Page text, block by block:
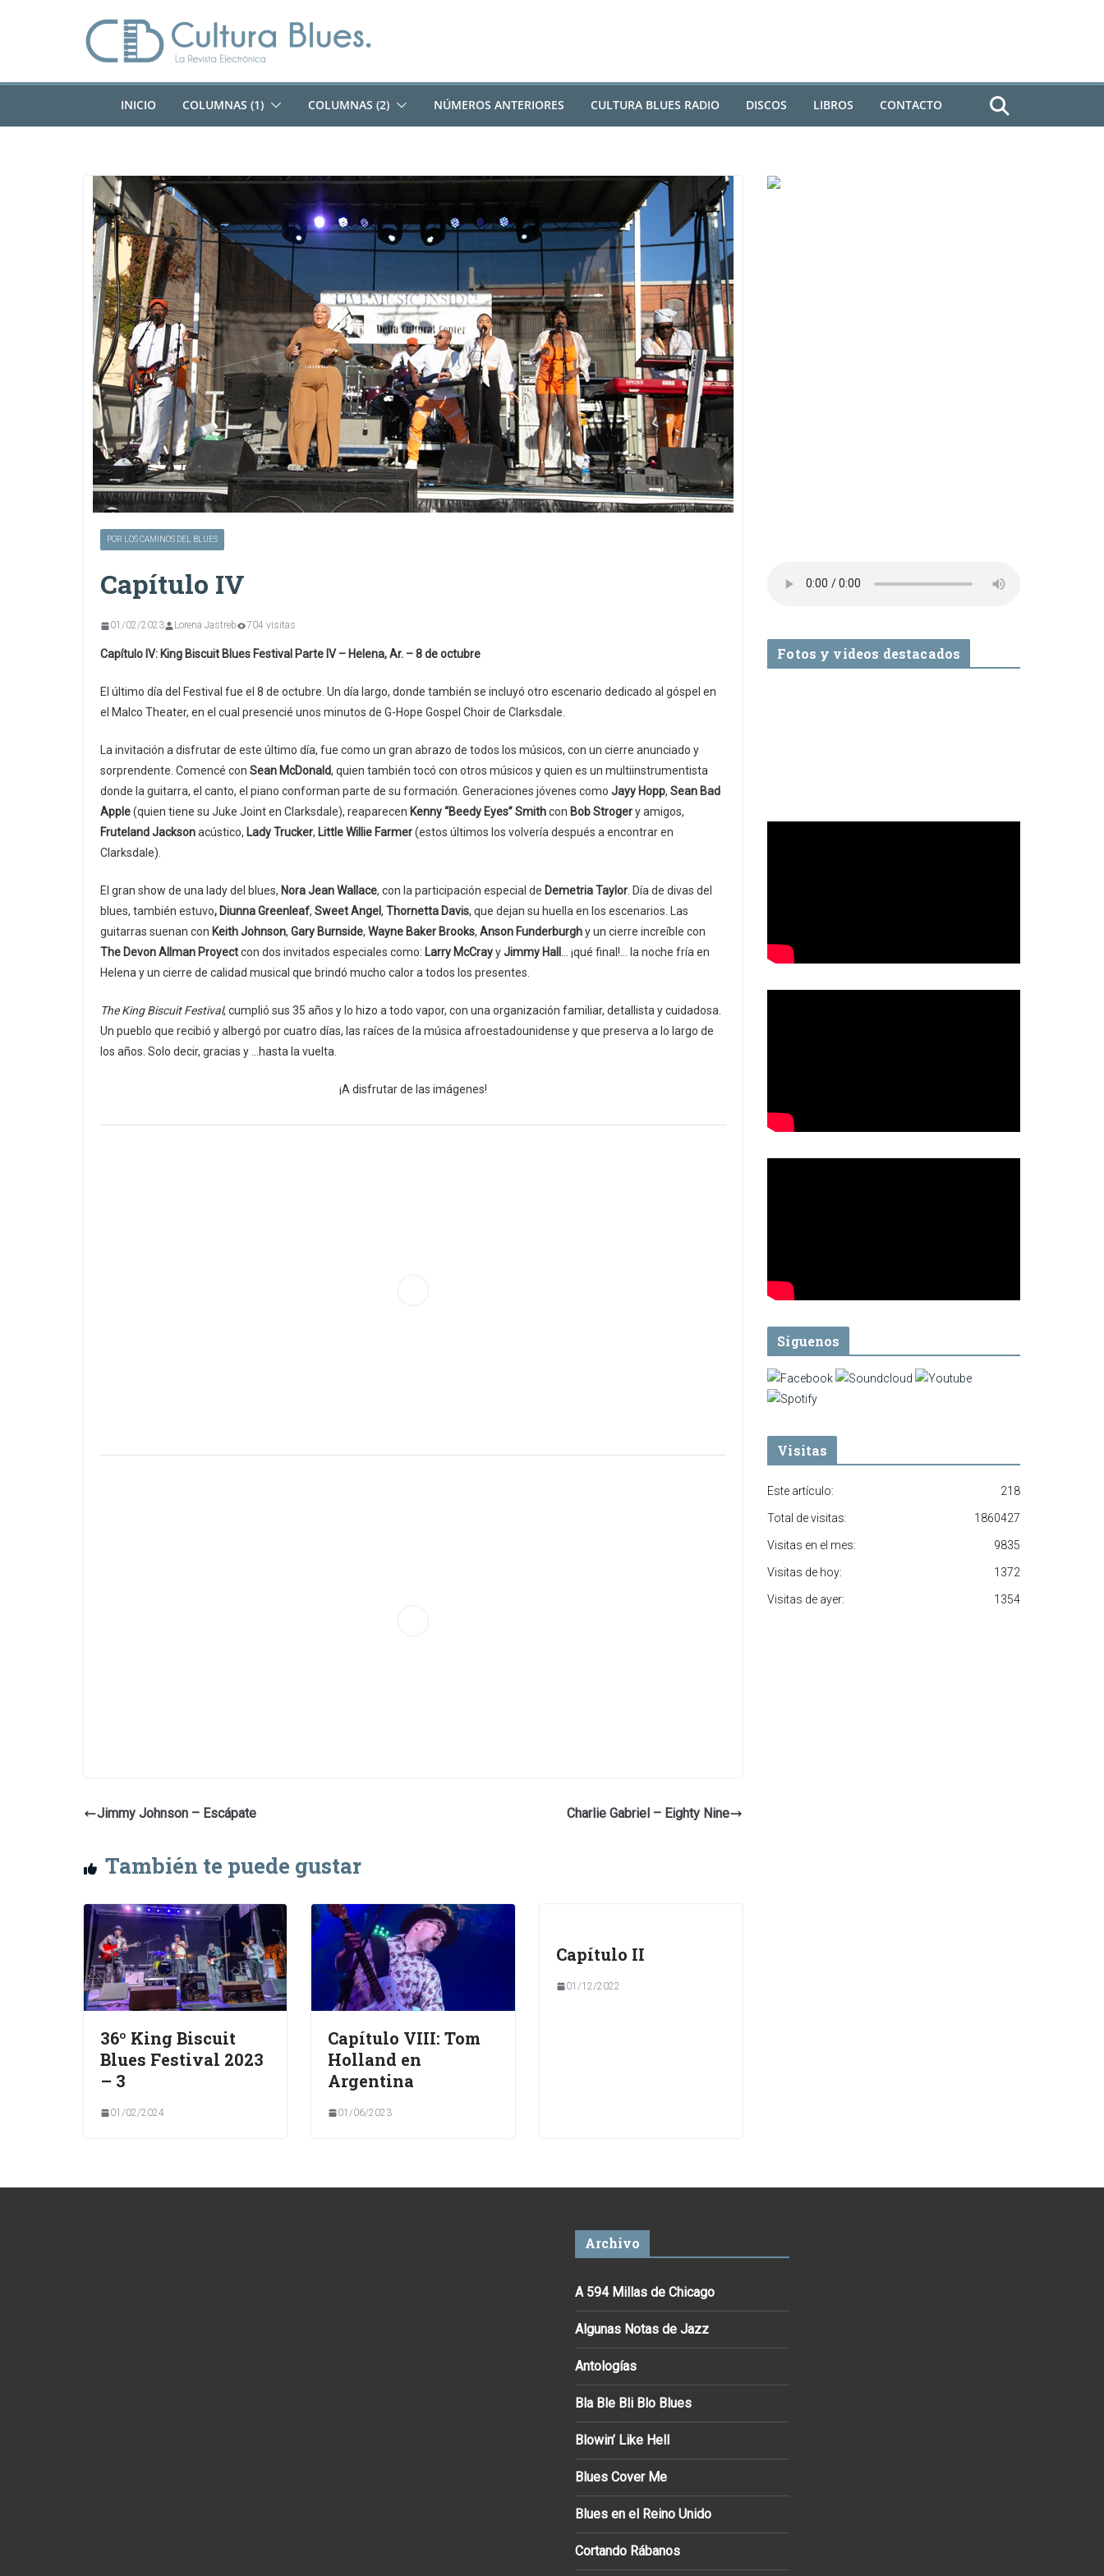
INICIO COLUMNAS (1) COLUMNAS (2) NÚMEROS ANTERIORES CULTURA BLUES RADIO DISCOS LIBROS CONTACTO
POR LOS CAMINOS DEL BLUES
Capítulo IV
01/02/2023 Lorena Jastreb 704 visitas
Capítulo IV: King Biscuit Blues Festival Parte IV – Helena, Ar. – 8 de octubre
El último día del Festival fue el 8 de octubre. Un día largo, donde también se incluyó otro escenario dedicado al góspel en
el Malco Theater, en el cual presencié unos minutos de G-Hope Gospel Choir de Clarksdale.
La invitación a disfrutar de este último día, fue como un gran abrazo de todos los músicos, con un cierre anunciado y
sorprendente. Comencé con Sean McDonald, quien también tocó con otros músicos y quien es un multiinstrumentista
donde la guitarra, el canto, el piano conforman parte de su formación. Generaciones jóvenes como Jayy Hopp, Sean Bad
Apple(quien tiene su Juke Joint en Clarksdale), reaparecen Kenny “Beedy Eyes” Smithcon Bob Strogery amigos,
Fruteland Jacksonacústico, Lady Trucker, Little Willie Farmer(estos últimos los volvería después a encontrar en
Clarksdale).
El gran show de una lady del blues, Nora Jean Wallace, con la participación especial de Demetria Taylor . Día de divas del
blues, también estuvo, Diunna Greenleaf, Sweet Angel, Thornetta Davis, que dejan su huella en los escenarios. Las
guitarras suenan con Keith Johnson, Gary Burnside, Wayne Baker Brooks, Anson Funderburghy un cierre increíble con
The Devon Allman Proyectcon dos invitados especiales como: Larry McCrayyJimmy Hall
… ¡qué final!… la noche fría en
Helena y un cierre de calidad musical que brindó mucho calor a todos los presentes.
The King Biscuit Festival, cumplió sus 35 años y lo hizo a todo vapor, con una organización familiar, detallista y cuidadosa.
Un pueblo que recibió y albergó por cuatro días, las raíces de la música afroestadounidense y que preserva a lo largo de
los años. Solo decir, gracias y …hasta la vuelta.
¡A disfrutar de las imágenes!
Jimmy Johnson – Escápate Charlie Gabriel – Eighty Nine
También te puede gustar
36º King Biscuit
Blues Festival 2023
– 3
01/02/2024
Capítulo VIII: Tom
Holland en
Argentina
01/06/2023
Capítulo II
01/12/2022
Fotos y videos destacados
Síguenos
Visitas
218
Este artículo:
1860427
Total de visitas:
9835
Visitas en el mes:
1372
Visitas de hoy:
1354
Visitas de ayer:
Archivo
A 594 Millas de Chicago
Algunas Notas de Jazz
Antologías
Bla Ble Bli Blo Blues
Blowin’ Like Hell
Blues Cover Me
Blues en el Reino Unido
Cortando Rábanos